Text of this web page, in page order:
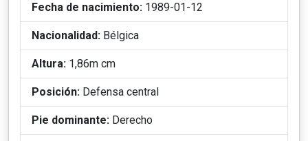
Fecha de nacimiento: 1989-01-12
Nacionalidad: Bélgica
Altura: 1,86m cm
Posición: Defensa central
Pie dominante: Derecho